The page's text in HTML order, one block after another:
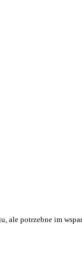
ale potrzebne im